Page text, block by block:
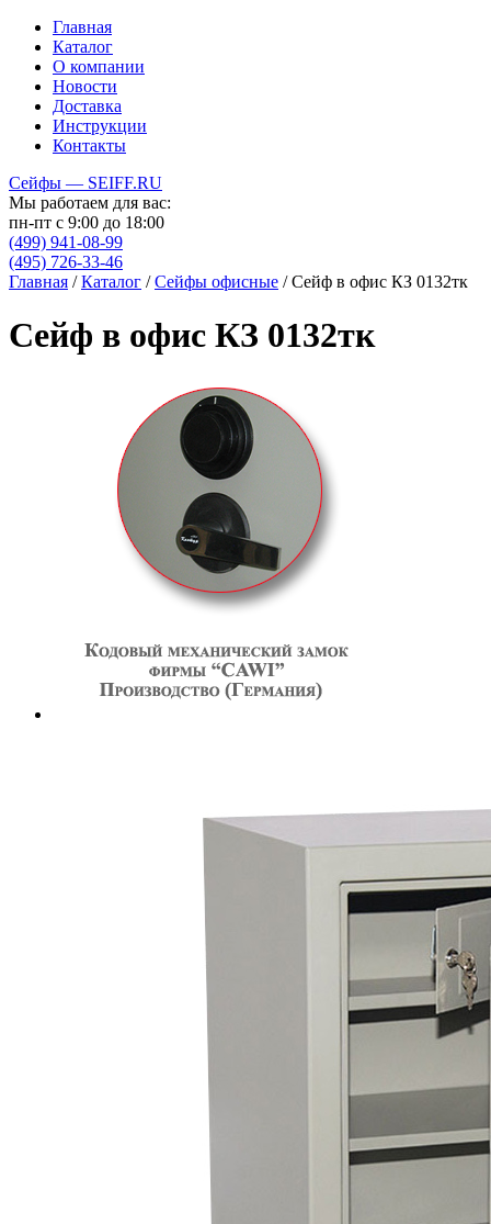
Главная
Каталог
О компании
Новости
Доставка
Инструкции
Контакты
Сейфы — SEIFF.RU
Мы работаем для вас:
пн-пт с 9:00 до 18:00
(499) 941-08-99
(495) 726-33-46
Главная / Каталог / Сейфы офисные / Сейф в офис КЗ 0132тк
Сейф в офис КЗ 0132тк